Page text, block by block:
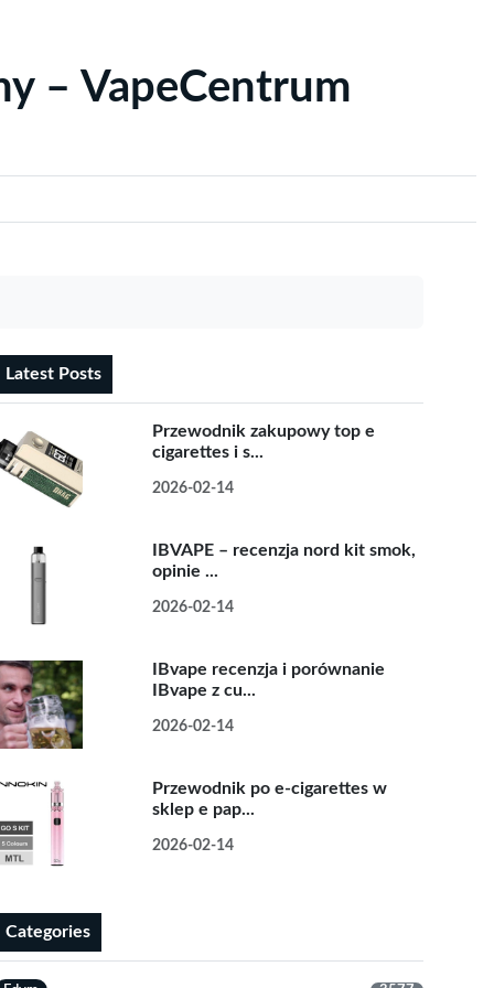
– VapeCentrum
Latest Posts
Przewodnik zakupowy top e
cigarettes i s...
2026-02-14
IBVAPE – recenzja nord kit smok,
opinie ...
2026-02-14
IBvape recenzja i porównanie
IBvape z cu...
2026-02-14
Przewodnik po e-cigarettes w
sklep e pap...
2026-02-14
Categories